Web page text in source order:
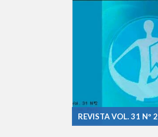
REVISTA VOL. 31 Nº 2